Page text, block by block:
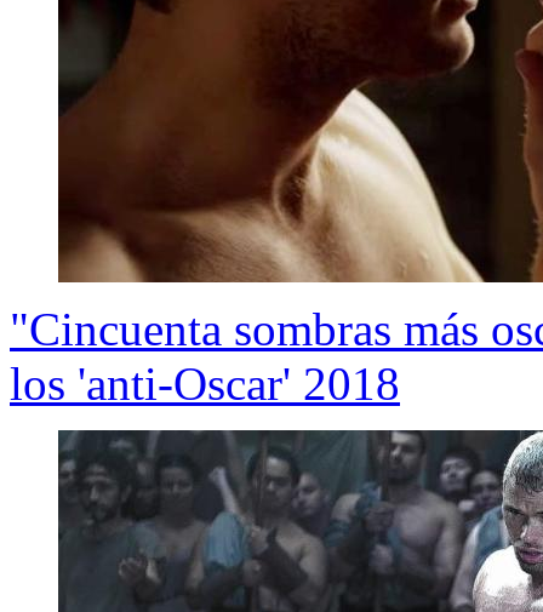
"Cincuenta sombras más
los 'anti-Oscar' 2018